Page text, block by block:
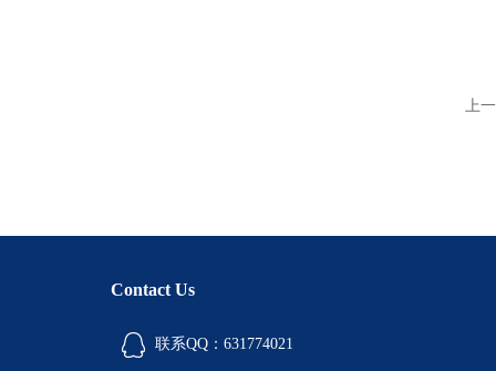
上
Contact Us
联系QQ：631774021